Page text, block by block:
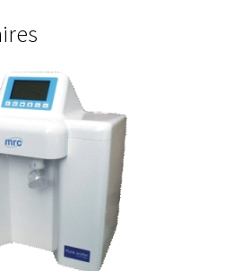
climatiques
et de revêtement